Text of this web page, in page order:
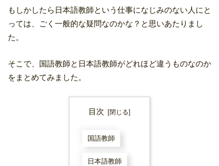
もしかしたら日本語教師という仕事になじみのない人にと
っては、ごく一般的な疑問なのかな？と思いあたりまし
た。
そこで、国語教師と日本語教師がどれほど違うものなのか
をまとめてみました。
目次
国語教師
日本語教師